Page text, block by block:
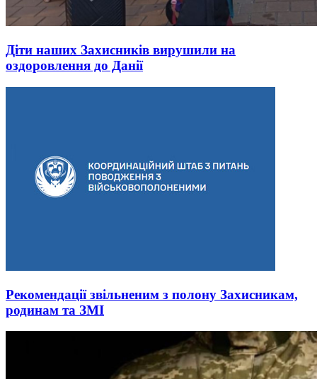
Діти наших Захисників вирушили на
оздоровлення до Данії
Рекомендації звільненим з полону Захисникам,
родинам та ЗМІ